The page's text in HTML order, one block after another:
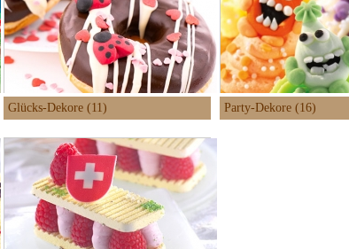
Glücks-Dekore (11) Party-Dekore (16)